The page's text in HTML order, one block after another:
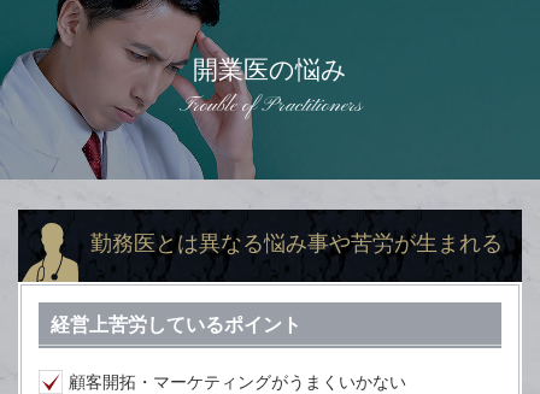
開業医の悩み
Trouble of Practitioners
勤務医とは異なる悩み事や苦労が生まれる
経営上苦労しているポイント
顧客開拓・マーケティングがうまくいかない